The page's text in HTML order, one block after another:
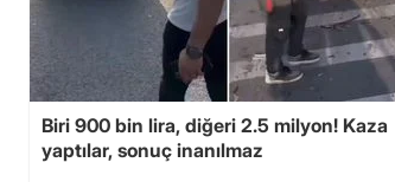
Biri 900 bin lira, diğeri 2.5 milyon! Kaza
yaptılar, sonuç inanılmaz